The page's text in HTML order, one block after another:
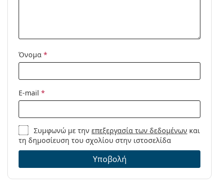
Όνομα *
E-mail *
Συμφωνώ με τηνεπεξεργασία των δεδομένων και
τη δημοσίευση του σχολίου στην ιστοσελίδα
Υποβολή